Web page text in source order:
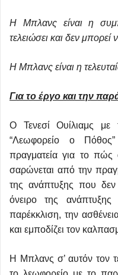
Η Μπλανς είναι η
τελειώσει και δεν μπορεί
Η Μπλανς είναι η
Για το έργο και την
Ο Τενεσί Ουίλιαμς με
“Λεωφορείο ο
πραγματεία για το πώς
σαρώνεται από την
της ανάπτυξης που
όνειρο της
παρέκκλιση, την
και εμποδίζει τον
Η Μπλανς σ’ αυτόν τον